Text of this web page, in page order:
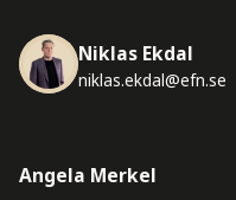
Niklas Ekdal
niklas.ekdal@efn.se
Angela Merkel